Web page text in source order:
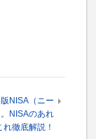
NISA（ニー
NISAのあれ
れ徹底解説！